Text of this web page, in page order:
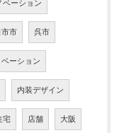
ベーション
市 呉市
ーション
内装デザイン
宅 店舗 大阪